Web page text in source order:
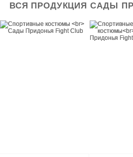
ВСЯ ПРОДУКЦИЯ САДЫ